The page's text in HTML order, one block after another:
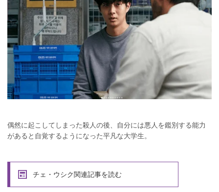
偶然に起こしてしまった殺人の後、自分には悪人を鑑別する能力
があると自覚するようになった平凡な大学生。
チェ・ウシク関連記事を読む